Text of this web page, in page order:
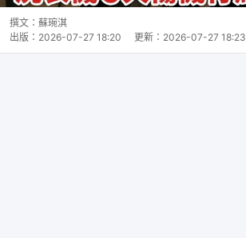
撰文： 蘇琬淇
出版： 2026-07-27 18:20 更新： 2026-07-27 18:23